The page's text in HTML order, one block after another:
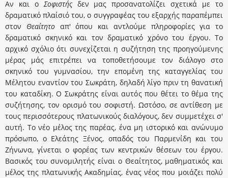
Αν και ο Σοφιστήςδεν μας προσανατολίζει σχετικά με το
δραματικό πλαίσιό του, ο συγγραφέας του εξαρχής παραπέμπει
στον Θεαίτητοαπ' όπου και αντλούμε πληροφορίες για το
δραματικό σκηνικό και τον δραματικό χρόνο του έργου. Το
αρχικό σχόλιο ότι συνεχίζεται η συζήτηση της προηγούμενης
μέρας μάς επιτρέπει να τοποθετήσουμε τον διάλογο στο
σκηνικό του γυμνασίου, την επομένη της καταγγελίας του
Μέλητου εναντίον του Σωκράτη, δηλαδή λίγο πριν τη θανατική
του καταδίκη. Ο Σωκράτης είναι αυτός που θέτει το θέμα της
συζήτησης, τον ορισμό του σοφιστή. Ωστόσο, σε αντίθεση με
τους περισσότερους πλατωνικούς διαλόγους, δεν συμμετέχει σ'
αυτή. Το νέο μέλος της παρέας, ένα μη ιστορικό και ανώνυμο
πρόσωπο, ο Ελεάτης Ξένος, οπαδός του Παρμενίδη και του
Ζήνωνα, γίνεται ο φορέας των κεντρικών θέσεων του έργου.
Βασικός του συνομιλητής είναι ο Θεαίτητος, μαθηματικός και
μέλος της πλατωνικής Ακαδημίας, ένας νέος που μοιάζει πολύ